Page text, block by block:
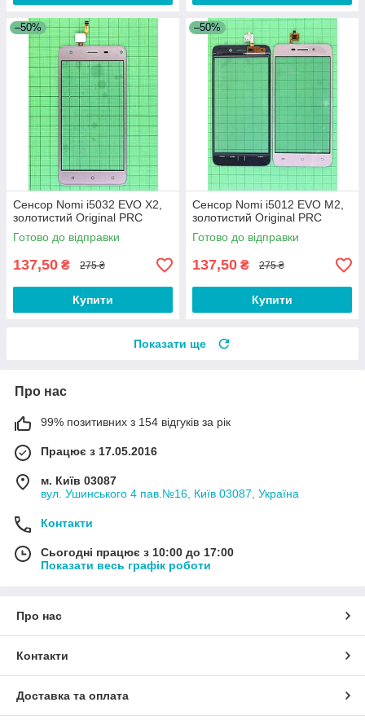
–50%
Сенсор Nomi i5032 EVO X2,
золотистий Original PRC
Готово до відправки
137,50 ₴ 275 ₴
Купити
–50%
Сенсор Nomi i5012 EVO M2,
золотистий Original PRC
Готово до відправки
137,50 ₴ 275 ₴
Купити
Показати ще
Про нас
99% позитивних з 154 відгуків за рік
Працює з 17.05.2016
м. Київ 03087
вул. Ушинського 4 пав.№16, Київ 03087, Україна
Контакти
Сьогодні працює з 10:00 до 17:00
Показати весь графік роботи
Про нас
Контакти
Доставка та оплата